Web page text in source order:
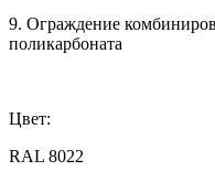
9. Ограждение
поликарбоната
Цвет:
RAL 8022